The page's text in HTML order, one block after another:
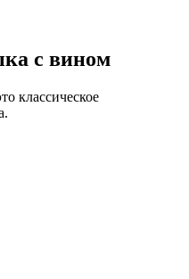
с вином
классическое